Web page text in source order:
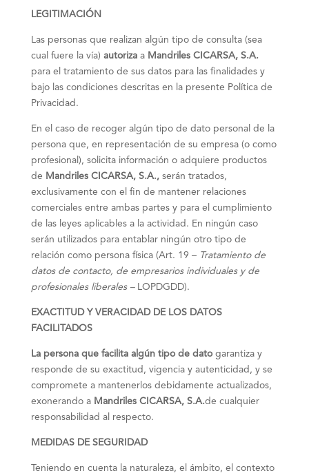
LEGITIMACIÓN
Las personas que realizan algún tipo de consulta (sea
cual fuere la vía) autorizaa Mandriles CICARSA, S.A.
para el tratamiento de sus datos para las finalidades y
bajo las condiciones descritas en la presente Política de
Privacidad.
En el caso de recoger algún tipo de dato personal de la
persona que, en representación de su empresa (o como
profesional), solicita información o adquiere productos
de Mandriles CICARSA, S.A.,serán tratados,
exclusivamente con el fin de mantener relaciones
comerciales entre ambas partes y para el cumplimiento
de las leyes aplicables a la actividad. En ningún caso
serán utilizados para entablar ningún otro tipo de
relación como persona física (Art. 19 – Tratamiento de
datos de contacto, de empresarios individuales y de
profesionales liberales – LOPDGDD).
EXACTITUD Y VERACIDAD DE LOS DATOS
FACILITADOS
La persona que facilita algún tipo de datogarantiza y
responde de su exactitud, vigencia y autenticidad, y se
compromete a mantenerlos debidamente actualizados,
exonerando a Mandriles CICARSA, S.A.de cualquier
responsabilidad al respecto.
MEDIDAS DE SEGURIDAD
Teniendo en cuenta la naturaleza, el ámbito, el contexto